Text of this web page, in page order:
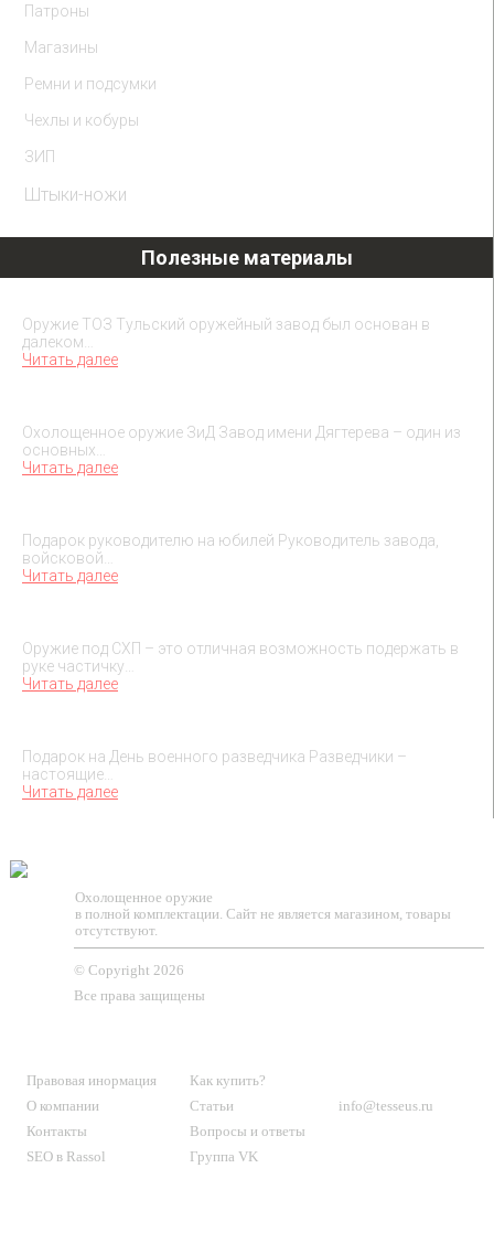
Патроны
Магазины
Ремни и подсумки
Чехлы и кобуры
ЗИП
Штыки-ножи
Полезные материалы
Оружие ТОЗ Тульский оружейный завод был основан в
далеком…
Читать далее
Охолощенное оружие ЗиД Завод имени Дягтерева – один из
основных…
Читать далее
Подарок руководителю на юбилей Руководитель завода,
войсковой…
Читать далее
Оружие под СХП – это отличная возможность подержать в
руке частичку…
Читать далее
Подарок на День военного разведчика Разведчики –
настоящие…
Читать далее
Охолощенное оружие
в полной комплектации. Сайт не является магазином, товары
отсутствуют.
© Copyright 2026
Все права защищены
Правовая инормация
О компании
Контакты
SEO в Rassol
Как купить?
Статьи
Вопросы и ответы
Группа VK
info@tesseus.ru